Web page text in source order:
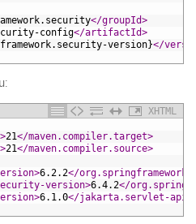
</groupId>
config</artifactId>
version}</
XHTML
21</maven.compiler.target>
21</maven.compiler.source>
6.2.2</org.springframework-
version>6.4.2</
6.1.0</jakarta.servlet-api-